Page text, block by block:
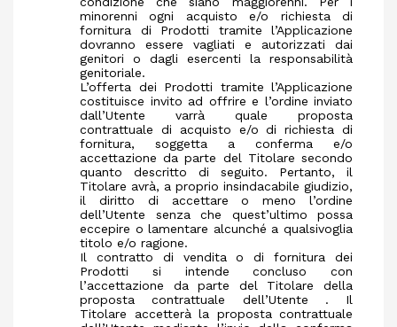
minorenni ogni acquisto e/o richiesta di
fornitura di Prodotti tramite l’Applicazione
dovranno essere vagliati e autorizzati dai
genitori o dagli esercenti la responsabilità
genitoriale.
L’offerta dei Prodotti tramite l’Applicazione
costituisce invito ad offrire e l’ordine inviato
dall’Utente varrà quale proposta
contrattuale di acquisto e/o di richiesta di
fornitura, soggetta a conferma e/o
accettazione da parte del Titolare secondo
quanto descritto di seguito. Pertanto, il
Titolare avrà, a proprio insindacabile giudizio,
il diritto di accettare o meno l’ordine
dell’Utente senza che quest’ultimo possa
eccepire o lamentare alcunché a qualsivoglia
titolo e/o ragione.
Il contratto di vendita o di fornitura dei
Prodotti si intende concluso con
l’accettazione da parte del Titolare della
proposta contrattuale dell’Utente . Il
Titolare accetterà la proposta contrattuale